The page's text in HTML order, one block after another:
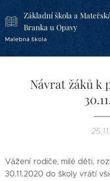
Základní škola a
Branka u Opavy
Malebná škola
Návrat žáků k
Vážení rodiče, milé děti,
30.11.2020 do školy vrátí